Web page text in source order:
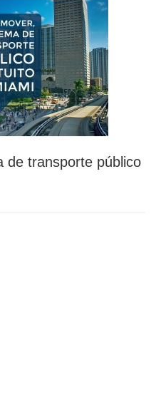
de transporte público